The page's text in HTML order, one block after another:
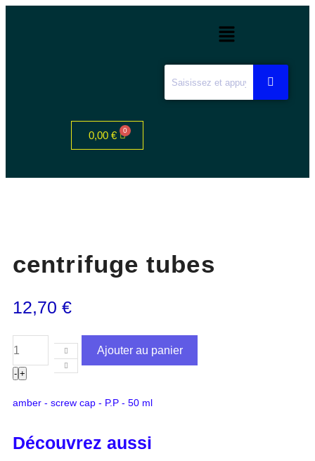
0,00 €
centrifuge tubes
12,70 €
- +
Ajouter au panier
amber - screw cap - P.P - 50 ml
Découvrez aussi